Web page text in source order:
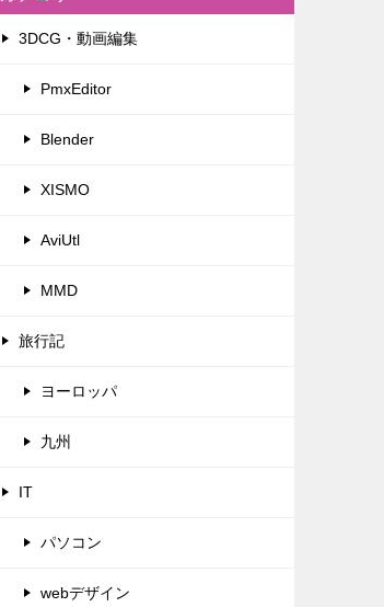
3DCG・動画編集
PmxEditor
Blender
XISMO
AviUtl
MMD
旅行記
ヨーロッパ
九州
IT
パソコン
webデザイン